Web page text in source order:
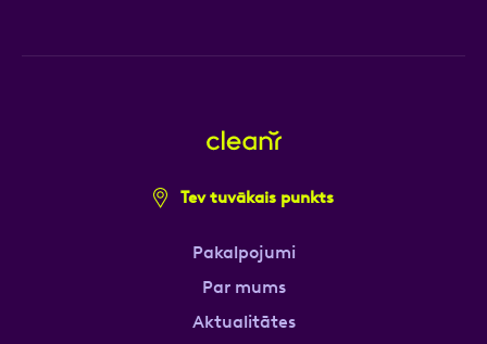
Tev tuvākais punkts
Pakalpojumi
Par mums
Aktualitātes